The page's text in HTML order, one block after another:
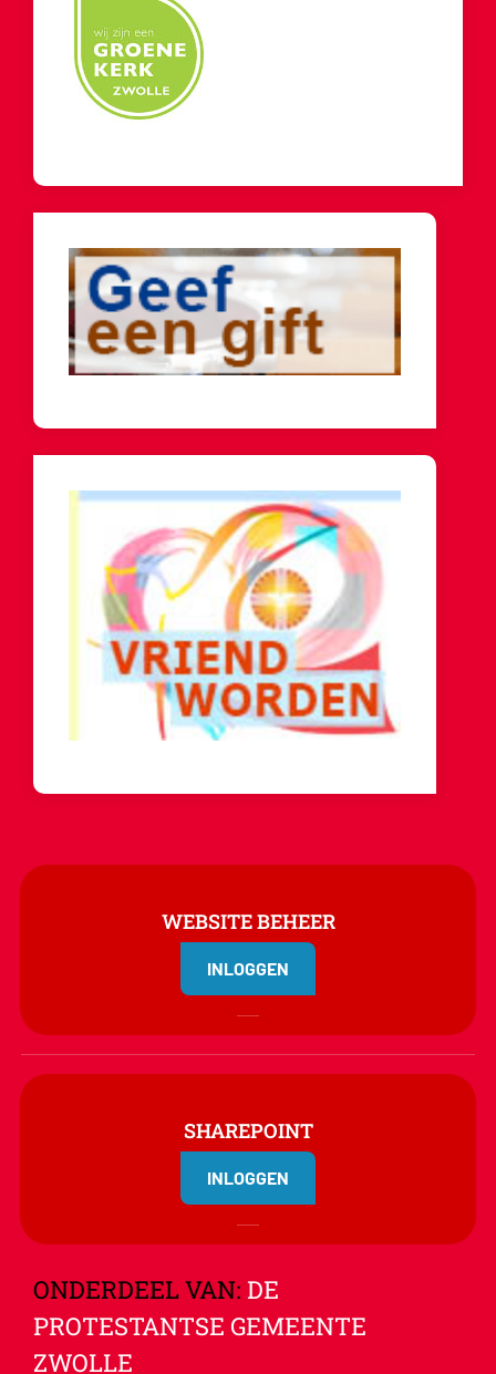
WEBSITE BEHEER
INLOGGEN
SHAREPOINT
INLOGGEN
ONDERDEEL VAN: DE
PROTESTANTSE GEMEENTE
ZWOLLE